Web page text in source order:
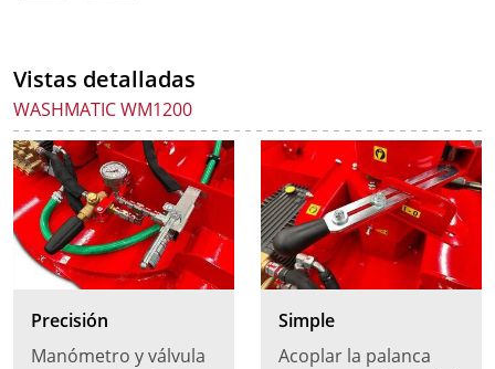
Vistas detalladas
WASHMATIC WM1200
Precisión
Manómetro y válvula
Simple
Acoplar la palanca